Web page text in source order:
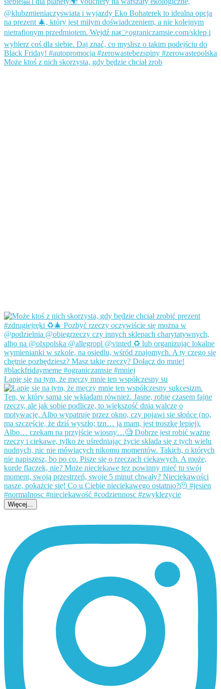
Może ktoś z nich skorzysta, gdy będzie chciał zrob
Łapię się na tym, że męczy mnie ten współczesny su
Więcej...